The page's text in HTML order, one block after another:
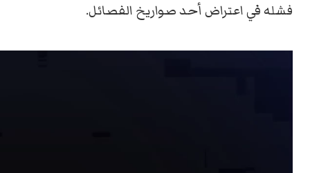
فشله في اعتراض أحد صواريخ الفصائل.